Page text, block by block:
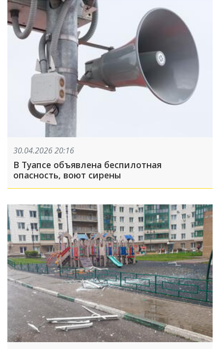
30.04.2026 20:16
В Туапсе объявлена беспилотная
опасность, воют сирены